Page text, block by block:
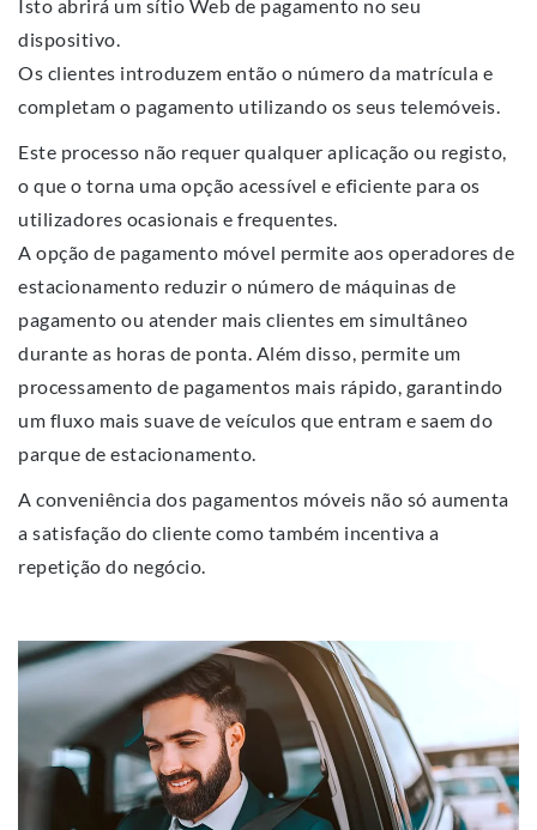
Isto abrirá um sítio Web de pagamento no seu
dispositivo.
Os clientes introduzem então o número da matrícula e
completam o pagamento utilizando os seus telemóveis.
Este processo não requer qualquer aplicação ou registo,
o que o torna uma opção acessível e eficiente para os
utilizadores ocasionais e frequentes.
A opção de pagamento móvel permite aos operadores de
estacionamento reduzir o número de máquinas de
pagamento ou atender mais clientes em simultâneo
durante as horas de ponta. Além disso, permite um
processamento de pagamentos mais rápido, garantindo
um fluxo mais suave de veículos que entram e saem do
parque de estacionamento.
A conveniência dos pagamentos móveis não só aumenta
a satisfação do cliente como também incentiva a
repetição do negócio.